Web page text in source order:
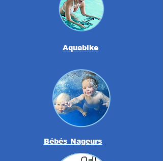
Aquabike
Bébés Nageurs